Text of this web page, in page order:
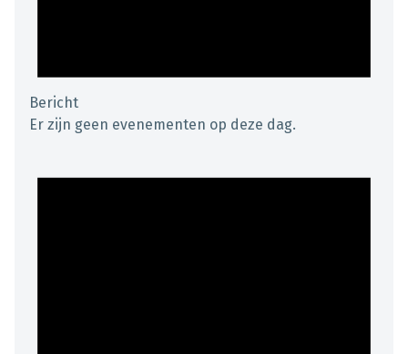
Bericht
Er zijn geen evenementen op deze dag.